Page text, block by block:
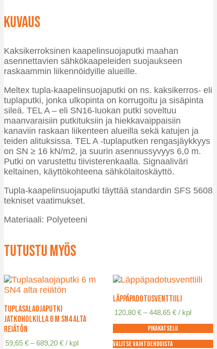
Kuvaus
Kaksikerroksinen kaapelinsuojaputki maahan
asennettavien sähkökaapeleiden suojaukseen
raskaammin liikennöidyille alueille.
Meltex tupla-kaapelinsuojaputki on ns. kaksikerros- eli
tuplaputki, jonka ulkopinta on korrugoitu ja sisäpinta
sileä. TEL A – eli SN16-luokan putki soveltuu
maanvaraisiin putkituksiin ja hiekkavaippaisiin
kanaviin raskaan liikenteen alueilla sekä katujen ja
teiden alituksissa. TEL A -tuplaputken rengasjäykkyys
on SN ≥ 16 kN/m2, ja suurin asennussyvyys 6,0 m.
Putki on varustettu tiivisterenkaalla. Signaaliväri
keltainen, käyttökohteena sähkölaitoskäyttö.
Tupla-kaapelinsuojaputki täyttää standardin SFS 5608
tekniset vaatimukset.
Materiaali: Polyeteeni
Tutustu myös
Tuplasalaojaputki
jatkoholkilla 6 m SN4 alta
reiätön
59,65€ – 689,20€Hintaluokka:
/ kpl
Läppäpadotusventtiili
120,80 € – 448,65 €Hintaluokka:
-
448,65 €
/ kpl
Pikakatselu
Valitse vaihtoehdoista